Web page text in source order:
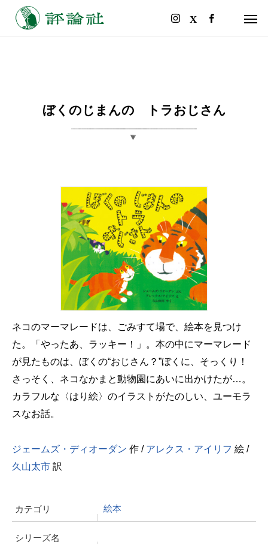
ぼくのじまんの トラおじさん
ネコのマーマレードは、ごみすて場で、絵本を見つけ
た。「やったあ、ラッキー！」。本の中にマーマレード
が見たものは、ぼくの“おじさん？”ぼくに、そっくり！
さっそく、ネコなかまと動物園にあいに出かけたが…。
カラフルな〈はり絵〉のイラストがたのしい、ユーモラ
スなお話。
ジェームズ・ディオーダン 作 / アレクス・アイリフ 絵 /
久山太市 訳
カテゴリ 絵本
シリーズ名